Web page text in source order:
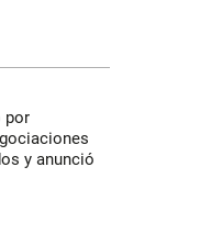
por
y anunció